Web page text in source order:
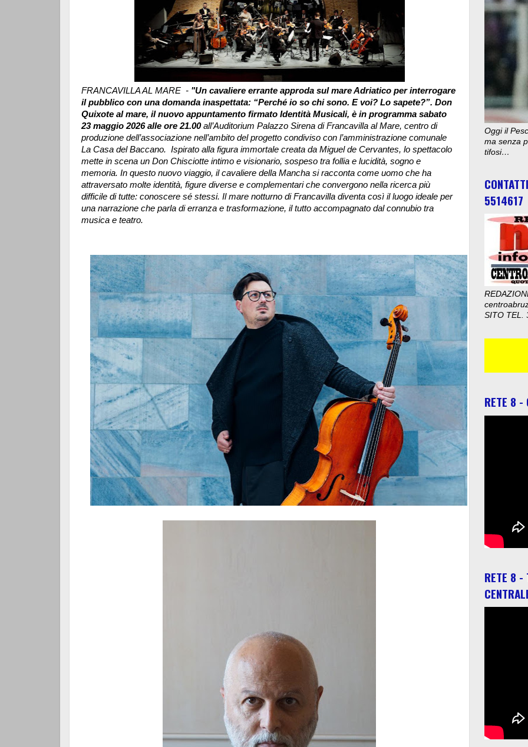
FRANCAVILLA AL MARE - "Un cavaliere errante approda sul mare Adriatico per interrogare
il pubblico con una domanda inaspettata: “Perché io so chi sono. E voi? Lo sapete?”. Don
Quixote al mare, il nuovo appuntamento firmato Identità Musicali, è in programma sabato
23 maggio 2026 alle ore 21.00all’Auditorium Palazzo Sirena di Francavilla al Mare, centro di
produzione dell’associazione nell’ambito del progetto condiviso con l’amministrazione comunale
La Casa del Baccano. Ispirato alla figura immortale creata da Miguel de Cervantes, lo spettacolo
mette in scena un Don Chisciotte intimo e visionario, sospeso tra follia e lucidità, sogno e
memoria. In questo nuovo viaggio, il cavaliere della Mancha si racconta come uomo che ha
attraversato molte identità, figure diverse e complementari che convergono nella ricerca più
difficile di tutte: conoscere sé stessi. Il mare notturno di Francavilla diventa così il luogo ideale per
una narrazione che parla di erranza e trasformazione, il tutto accompagnato dal connubio tra
musica e teatro.
Oggi il
ma senza
tifosi…
5514617
SITO TEL.
RETE 8 -
RETE 8 -